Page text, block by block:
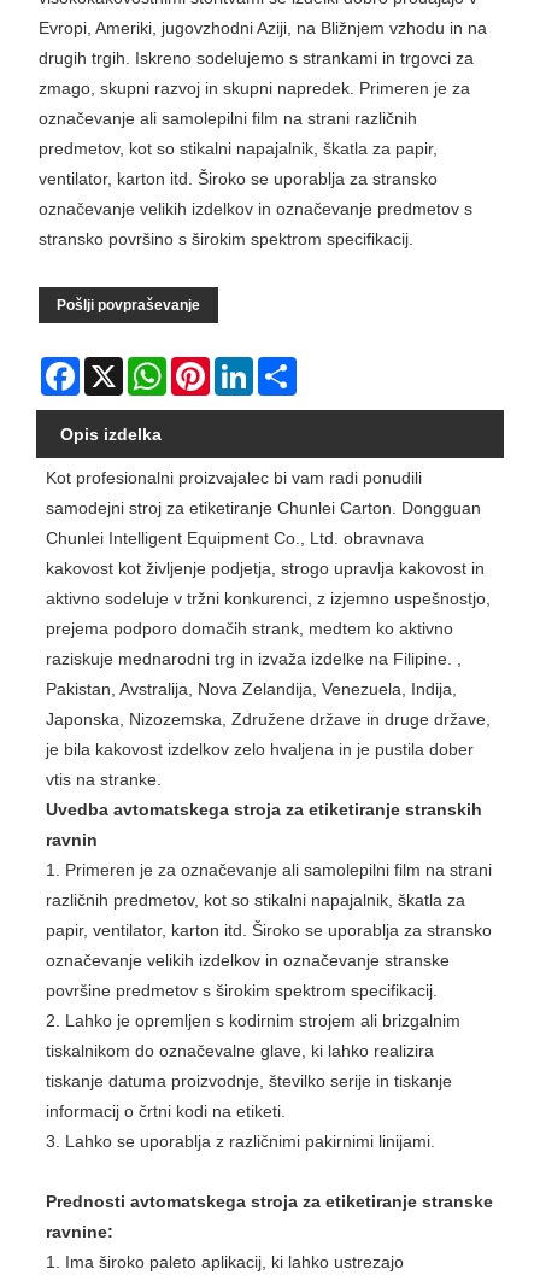
Evropi, Ameriki, jugovzhodni Aziji, na Bližnjem vzhodu in na
drugih trgih. Iskreno sodelujemo s strankami in trgovci za
zmago, skupni razvoj in skupni napredek. Primeren je za
označevanje ali samolepilni film na strani različnih
predmetov, kot so stikalni napajalnik, škatla za papir,
ventilator, karton itd. Široko se uporablja za stransko
označevanje velikih izdelkov in označevanje predmetov s
stransko površino s širokim spektrom specifikacij.
Pošlji povpraševanje
Facebook
X WhatsAppPinterestLinkedIn
Opis izdelka
Kot profesionalni proizvajalec bi vam radi ponudili
samodejni stroj za etiketiranje Chunlei Carton. Dongguan
Chunlei Intelligent Equipment Co., Ltd. obravnava
kakovost kot življenje podjetja, strogo upravlja kakovost in
aktivno sodeluje v tržni konkurenci, z izjemno uspešnostjo,
prejema podporo domačih strank, medtem ko aktivno
raziskuje mednarodni trg in izvaža izdelke na Filipine. ,
Pakistan, Avstralija, Nova Zelandija, Venezuela, Indija,
Japonska, Nizozemska, Združene države in druge države,
je bila kakovost izdelkov zelo hvaljena in je pustila dober
vtis na stranke.
Uvedba avtomatskega stroja za etiketiranje stranskih
ravnin
1. Primeren je za označevanje ali samolepilni film na strani
različnih predmetov, kot so stikalni napajalnik, škatla za
papir, ventilator, karton itd. Široko se uporablja za stransko
označevanje velikih izdelkov in označevanje stranske
površine predmetov s širokim spektrom specifikacij.
2. Lahko je opremljen s kodirnim strojem ali brizgalnim
tiskalnikom do označevalne glave, ki lahko realizira
tiskanje datuma proizvodnje, številko serije in tiskanje
informacij o črtni kodi na etiketi.
3. Lahko se uporablja z različnimi pakirnimi linijami.
Prednosti avtomatskega stroja za etiketiranje stranske
ravnine:
1. Ima široko paleto aplikacij, ki lahko ustrezajo